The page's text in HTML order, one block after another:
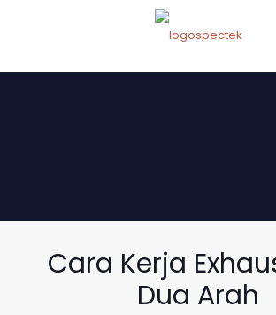
Cara Kerja
Dua Arah